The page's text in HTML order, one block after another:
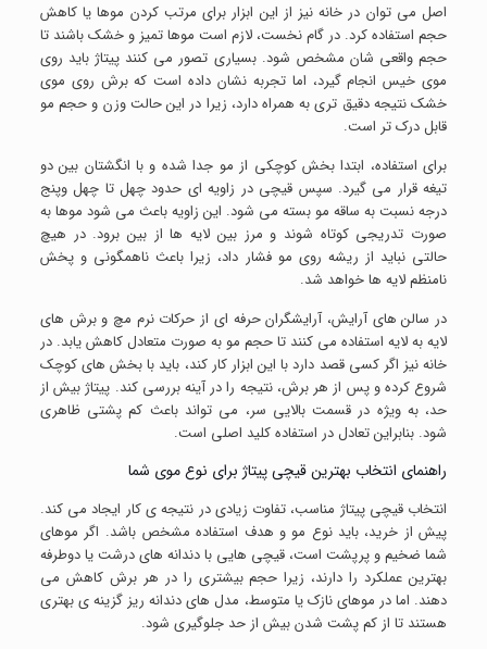
اصل می توان در خانه نیز از این ابزار برای مرتب کردن موها یا کاهش
حجم استفاده کرد. در گام نخست، لازم است موها تمیز و خشک باشند تا
حجم واقعی شان مشخص شود. بسیاری تصور می کنند پیتاژ باید روی
موی خیس انجام گیرد، اما تجربه نشان داده است که برش روی موی
خشک نتیجه دقیق تری به همراه دارد، زیرا در این حالت وزن و حجم مو
قابل درک تر است.
برای استفاده، ابتدا بخش کوچکی از مو جدا شده و با انگشتان بین دو
تیغه قرار می گیرد. سپس قیچی در زاویه ای حدود چهل تا چهل وپنج
درجه نسبت به ساقه مو بسته می شود. این زاویه باعث می شود موها به
صورت تدریجی کوتاه شوند و مرز بین لایه ها از بین برود. در هیچ
حالتی نباید از ریشه روی مو فشار داد، زیرا باعث ناهمگونی و پخش
نامنظم لایه ها خواهد شد.
در سالن های آرایش، آرایشگران حرفه ای از حرکات نرم مچ و برش های
لایه به لایه استفاده می کنند تا حجم مو به صورت متعادل کاهش یابد. در
خانه نیز اگر کسی قصد دارد با این ابزار کار کند، باید با بخش های کوچک
شروع کرده و پس از هر برش، نتیجه را در آینه بررسی کند. پیتاژ بیش از
حد، به ویژه در قسمت بالایی سر، می تواند باعث کم پشتی ظاهری
شود. بنابراین تعادل در استفاده کلید اصلی است.
راهنمای انتخاب بهترین قیچی پیتاژ برای نوع موی شما
انتخاب قیچی پیتاژ مناسب، تفاوت زیادی در نتیجه ی کار ایجاد می کند.
پیش از خرید، باید نوع مو و هدف استفاده مشخص باشد. اگر موهای
شما ضخیم و پرپشت است، قیچی هایی با دندانه های درشت یا دوطرفه
بهترین عملکرد را دارند، زیرا حجم بیشتری را در هر برش کاهش می
دهند. اما در موهای نازک یا متوسط، مدل های دندانه ریز گزینه ی بهتری
هستند تا از کم پشت شدن بیش از حد جلوگیری شود.